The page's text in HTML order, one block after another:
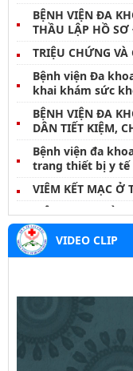
BỆNH VIỆN ĐA
THẦU LẬP HỒ
TRIỆU CHỨNG VÀ
Bệnh viện Đa
khai khám sức
cho nhân dân
BỆNH VIỆN ĐA
DÂN TIẾT KIỆM,
Bệnh viện đa
trang thiết bị y tế
VIÊM KẾT MẠC Ở
VIÊM TAI NGOÀI
NHỎ
BỆNH
VIDEO CLIP